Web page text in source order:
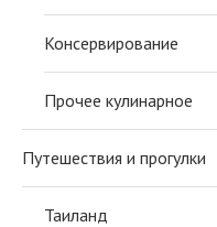
Консервирование
Прочее кулинарное
Путешествия и прогулки
Таиланд